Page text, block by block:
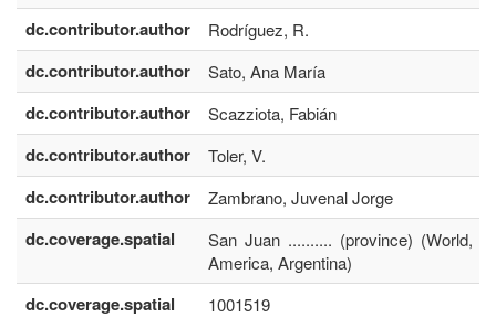
dc.contributor.author Rodríguez, R.
dc.contributor.author Sato, Ana María
dc.contributor.author Scazziota, Fabián
dc.contributor.author Toler, V.
dc.contributor.author Zambrano, Juvenal Jorge
dc.coverage.spatial
San Juan .......... (province) (World,
America, Argentina)
dc.coverage.spatial 1001519